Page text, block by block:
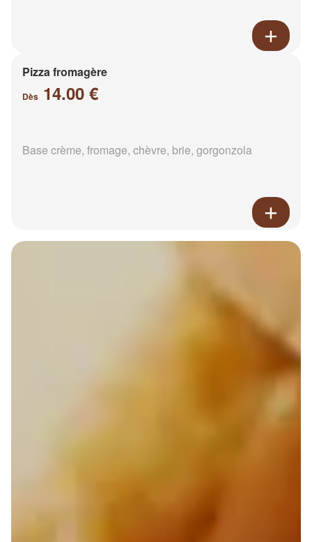
Pizza fromagère
Dès 14.00 €
Base crème, fromage, chèvre, brie, gorgonzola